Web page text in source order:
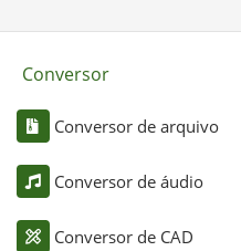
Conversor
Conversor de arquivo
Conversor de áudio
Conversor de CAD